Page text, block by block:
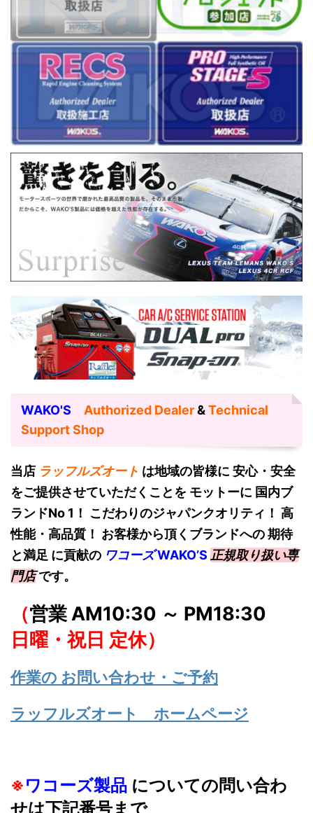
WAKO'S Authorized Dealer&Technical
Support Shop
当店 ラッフルズオート は地域の皆様に 安心・安全
をご提供させていただくことを モットーに 国内ブ
ランドNo 1！ こだわりのジャパンクオリティ！ 高
性能・高品質！ お客様から頂くブランドへの 期待
と満足 に貢献の ワコーズWAKO’S 正規取り扱い専
門店です。
（営業 AM10:30 ～ PM18:30
日曜・祝日 定休）
作業の お問い合わせ・ご予約
ラッフルズオート ホームページ
※ワコーズ製品 についての問い合わ
せは下記番号まで